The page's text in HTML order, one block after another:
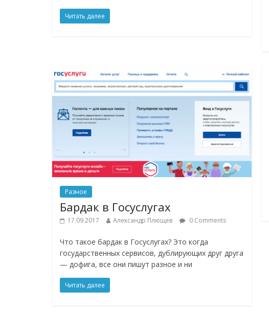
Читать далее
Разное
Бардак в Госуслугах
17.09.2017 Александр Плющев 0 Comments
Что такое бардак в Госуслугах? Это когда
государственных сервисов, дублирующих друг друга
— дофига, все они пишут разное и ни
Читать далее